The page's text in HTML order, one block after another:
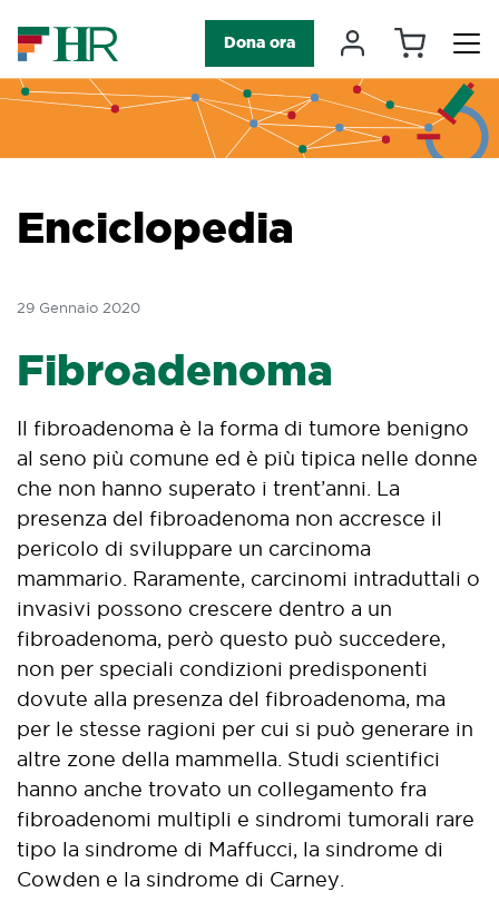
Navigazione principale
Dona ora Il mioCarrello
Enciclopedia
29 Gennaio 2020
Fibroadenoma
Il fibroadenoma è la forma di tumore benigno
al seno più comune ed è più tipica nelle donne
che non hanno superato i trent’anni. La
presenza del fibroadenoma non accresce il
pericolo di sviluppare un carcinoma
mammario. Raramente, carcinomi intraduttali o
invasivi possono crescere dentro a un
fibroadenoma, però questo può succedere,
non per speciali condizioni predisponenti
dovute alla presenza del fibroadenoma, ma
per le stesse ragioni per cui si può generare in
altre zone della mammella. Studi scientifici
hanno anche trovato un collegamento fra
fibroadenomi multipli e sindromi tumorali rare
tipo la sindrome di Maffucci, la sindrome di
Cowden e la sindrome di Carney.